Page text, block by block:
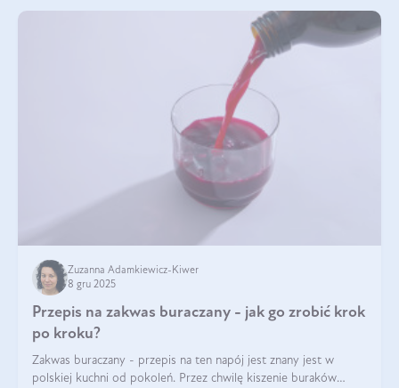
Zuzanna Adamkiewicz-Kiwer
8 gru 2025
Przepis na zakwas buraczany - jak go zrobić krok
po kroku?
Zakwas buraczany - przepis na ten napój jest znany jest w
polskiej kuchni od pokoleń. Przez chwilę kiszenie buraków